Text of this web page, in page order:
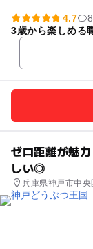
4.7
3歳から楽しめる
ゼロ距離が魅
しい◎
兵庫県神戸市中央